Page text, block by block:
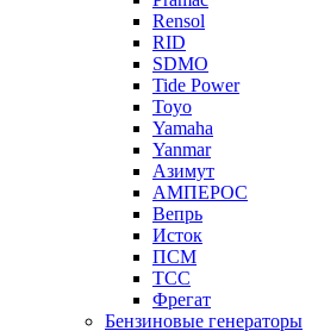
Rensol
RID
SDMO
Tide Power
Toyo
Yamaha
Yanmar
Азимут
АМПЕРОС
Вепрь
Исток
ПСМ
ТСС
Фрегат
Бензиновые генераторы